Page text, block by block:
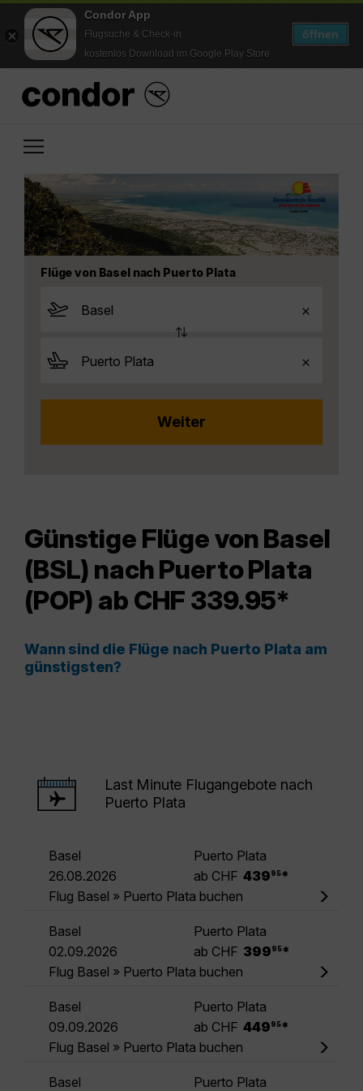
Condor App
Flugsuche & Check-in
kostenlos Download im Google Play Store
öffnen
Flüge von Basel nach Puerto Plata
Günstige Flüge von Basel
(BSL) nach Puerto Plata
(POP) ab CHF 339.95*
Wann sind die Flüge nach Puerto Plata am
günstigsten?
Last Minute Flugangebote nach
Puerto Plata
Basel
Puerto Plata
26.08.2026
ab CHF 439 95 *
Flug Basel » Puerto Plata buchen
Basel
Puerto Plata
02.09.2026
ab CHF 399 95 *
Flug Basel » Puerto Plata buchen
Basel
Puerto Plata
09.09.2026
ab CHF 449 95 *
Flug Basel » Puerto Plata buchen
Basel Puerto Plata